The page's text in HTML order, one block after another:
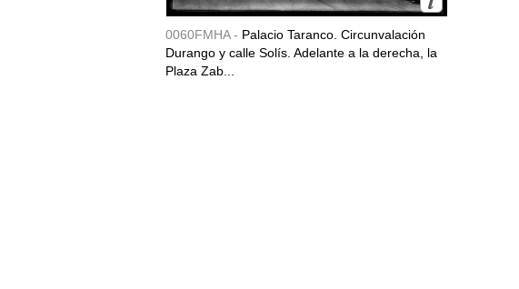
0060FMHA - Palacio Taranco. Circunvalación
Durango y calle Solís. Adelante a la derecha, la
Plaza Zab...